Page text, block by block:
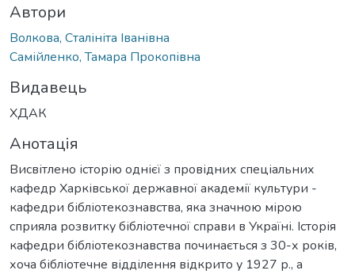
Автори
Волкова, Сталініта Іванівна
Самійленко, Тамара Прокопівна
Видавець
ХДАК
Анотація
Висвітлено історію однієї з провідних спеціальних
кафедр Харківської державної академії культури -
кафедри бібліотекознавства, яка значною мірою
сприяла розвитку бібліотечної справи в Україні. Історія
кафедри бібліотекознавства починається з 30-х років,
хоча бібліотечне відділення відкрито у 1927 р., а